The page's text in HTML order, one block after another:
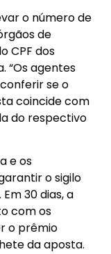
o número de
de
CPF dos
“Os agentes
se o
coincide com
do respectivo
e os
o sigilo
30 dias, a
com os
o prêmio
da aposta.